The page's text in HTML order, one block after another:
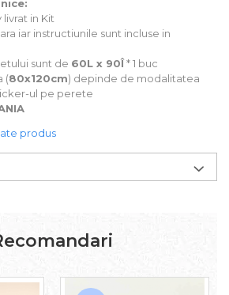
in Kit
iar instructiunile sunt incluse in
sunt de 60L x 90Î* 1 buc
(80x120cm) depinde de modalitatea
ul pe perete
produs